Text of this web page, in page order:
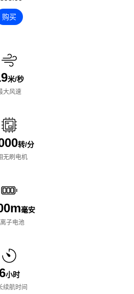
购买
米/秒
大风速
转/分
无刷电机
毫安
子电池
小时
续航时间